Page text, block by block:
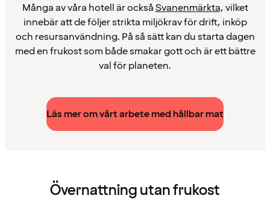
Många av våra hotell är ocksåSvanenmärkta, vilket
innebär att de följer strikta miljökrav för drift, inköp
och resursanvändning. På så sätt kan du starta dagen
med en frukost som både smakar gott och är ett bättre
val för planeten.
Läs mer om vårt arbete med hållbar mat
Övernattning utan frukost